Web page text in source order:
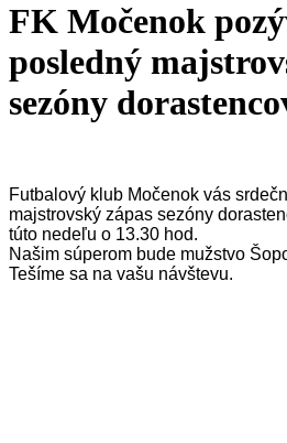
FK Močenok
posledný
sezóny
Futbalový klub Močenok vás
majstrovský zápas sezóny
túto nedeľu o 13.30 hod.
Našim súperom bude mužstvo
Tešíme sa na vašu návštevu.